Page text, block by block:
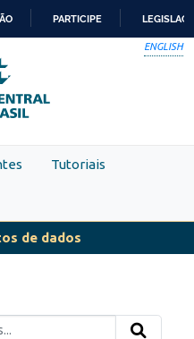
PARTICIPE
ENGLISH
Tutoriais
de dados